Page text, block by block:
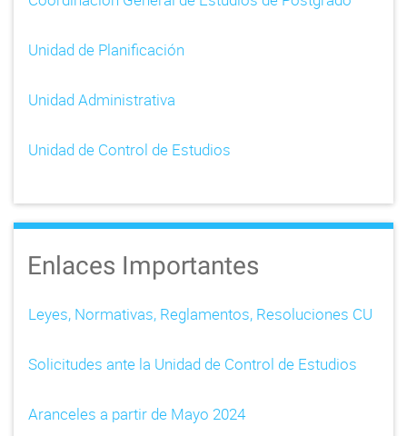
Unidad de Planificación
Unidad Administrativa
Unidad de Control de Estudios
Enlaces Importantes
Leyes, Normativas, Reglamentos, Resoluciones CU
Solicitudes ante la Unidad de Control de Estudios
Aranceles a partir de Mayo 2024